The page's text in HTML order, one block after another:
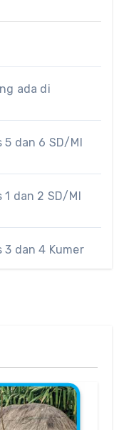
ada di
5 dan 6 SD/MI
1 dan 2 SD/MI
3 dan 4 Kumer